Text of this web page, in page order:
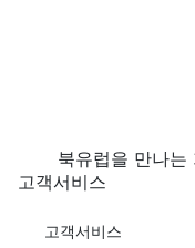
북유럽을 만나
고객서비스
고객서비스